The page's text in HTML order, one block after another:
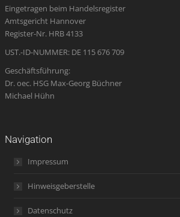
new
window
new
window
new
window
in
new
new
Eingetragen beim Handelsregister
Amtsgericht Hannover
Register-Nr. HRB 4133
UST.-ID-NUMMER: DE 115 676 709
Geschäftsführung:
Dr. oec. HSG Max-Georg Büchner
Michael Hühn
Navigation
Impressum
Hinweisgeberstelle
Datenschutz